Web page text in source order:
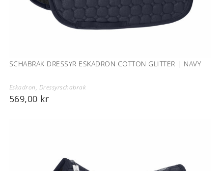
SCHABRAK DRESSYR ESKADRON COTTON GLITTER | NAVY
Eskadron, Dressyrschabrak
569,00 kr